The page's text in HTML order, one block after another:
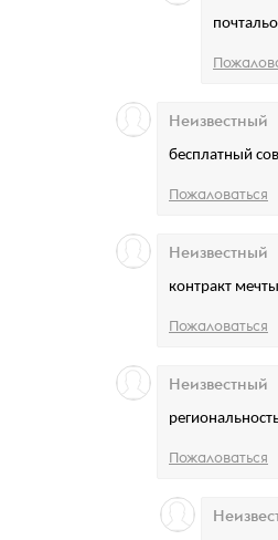
бесплатный
Неизвестный
Пожаловаться
контракт
Неизвестный
Пожаловаться
Неизвестный
Пожаловаться